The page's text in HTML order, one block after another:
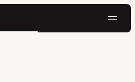
Books se dispara un 800% con el